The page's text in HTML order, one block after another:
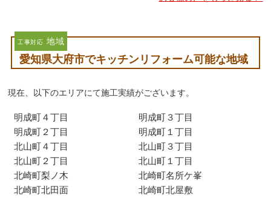
工事対応 地域
愛知県大府市でキッチンリフォーム可能な地域
現在、以下のエリアにて施工実績がございます。
明成町４丁目
明成町３丁目
明成町２丁目
明成町１丁目
北山町４丁目
北山町３丁目
北山町２丁目
北山町１丁目
北崎町梨ノ木
北崎町名所ケ峯
北崎町北田面
北崎町北屋敷